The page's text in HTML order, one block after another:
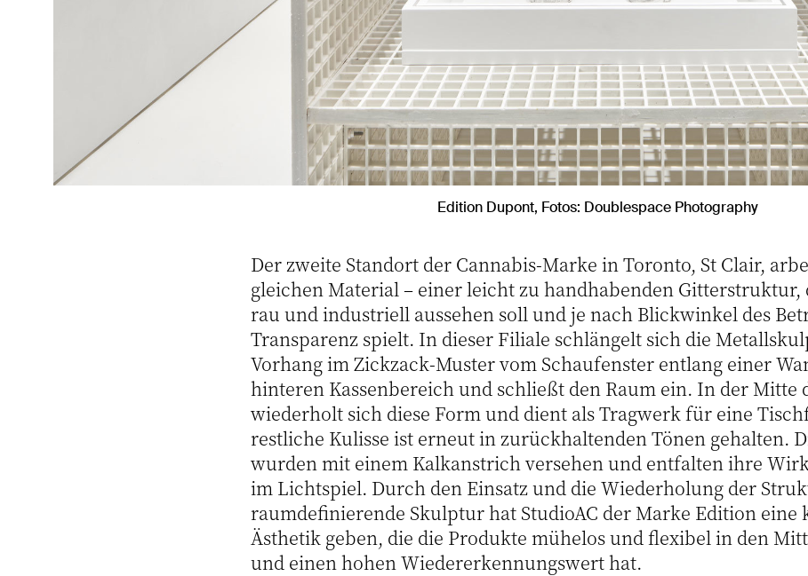
Edition Dupont, Fotos: Doublespace Photography
Der zweite Standort der Cannabis-Marke in Toronto, St Clair,
gleichen Material – einer leicht zu handhabenden Gitterstruktur,
rau und industriell aussehen soll und je nach Blickwinkel des
Transparenz spielt. In dieser Filiale schlängelt sich die
Vorhang im Zickzack-Muster vom Schaufenster entlang einer
hinteren Kassenbereich und schließt den Raum ein. In der Mitte
wiederholt sich diese Form und dient als Tragwerk für eine
restliche Kulisse ist erneut in zurückhaltenden Tönen gehalten.
wurden mit einem Kalkanstrich versehen und entfalten ihre
im Lichtspiel. Durch den Einsatz und die Wiederholung der
raumdefinierende Skulptur hat StudioAC der Marke Edition eine
Ästhetik geben, die die Produkte mühelos und flexibel in den
und einen hohen Wiedererkennungswert hat.